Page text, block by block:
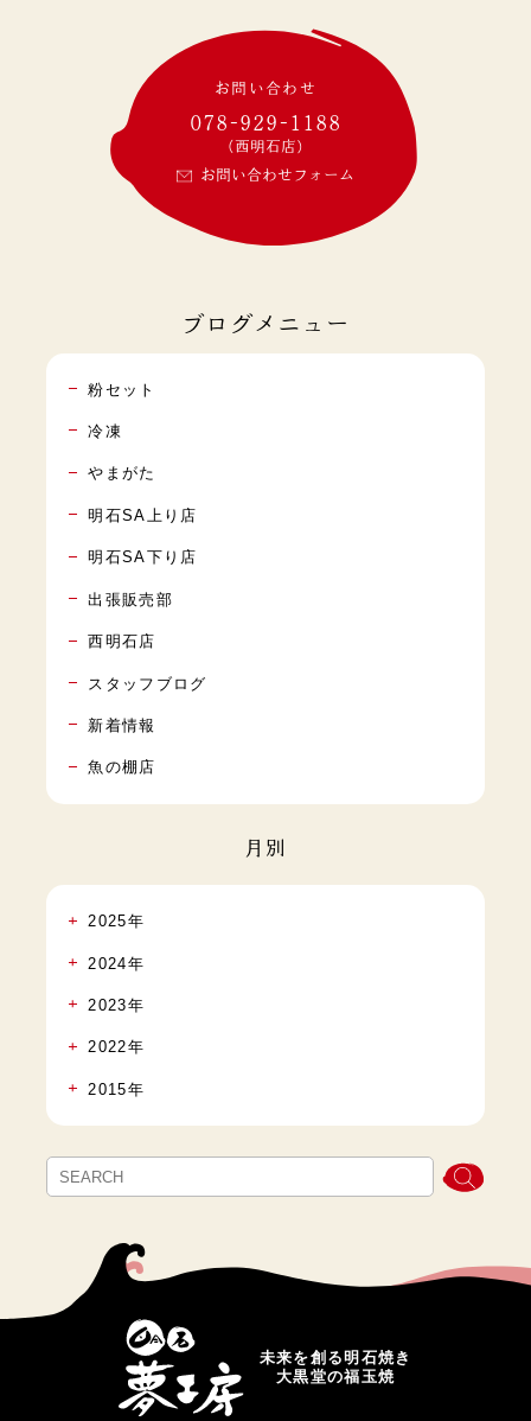
お問い合わせ
078-929-1188
(西明石店)
お問い合わせフォーム
ブログメニュー
粉セット
冷凍
やまがた
明石SA上り店
明石SA下り店
出張販売部
西明石店
スタッフブログ
新着情報
魚の棚店
月別
2025年
2024年
2023年
2022年
2015年
未来を創る明石焼き
大黒堂の福玉焼